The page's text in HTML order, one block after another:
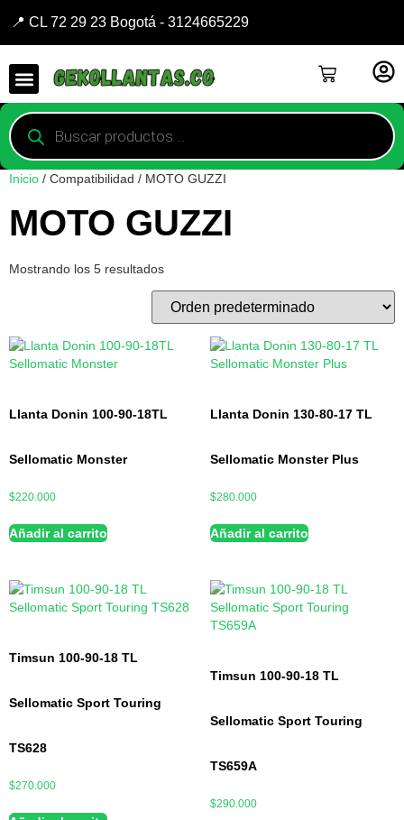
📍 CL 72 29 23 Bogotá - 3124665229
Inicio / Compatibilidad / MOTO GUZZI
MOTO GUZZI
Mostrando los 5 resultados
Llanta Donin 100-90-18TL
Sellomatic Monster
$220.000
Añadir al carrito
Llanta Donin 130-80-17 TL
Sellomatic Monster Plus
$280.000
Añadir al carrito
Timsun 100-90-18 TL
Sellomatic Sport Touring
TS628
$270.000
Timsun 100-90-18 TL
Sellomatic Sport Touring
TS659A
$290.000